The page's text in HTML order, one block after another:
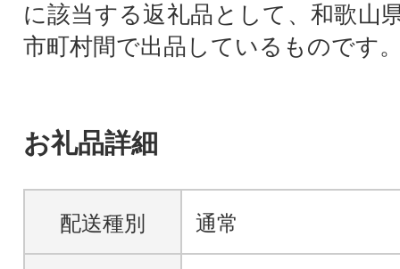
に該当する返礼品として、和歌山
市町村間で出品しているものです
お礼品詳細
配送種別 通常